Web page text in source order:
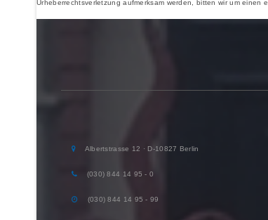
Urheberrechtsverletzung aufmerksam werden, bitten wir um
Albertstrasse 12 · D-10827 Berlin
(030) 844 14 95 - 0
(030) 844 14 95 - 99